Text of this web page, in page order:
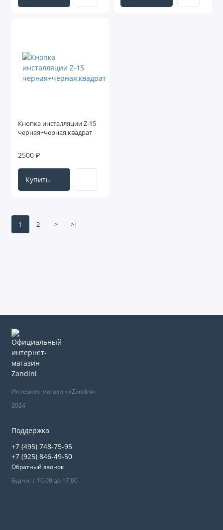
Кнопка инсталляции Z-15
черная+черная,квадрат
2500 ₽
Купить
1 2 > >|
Интернет-магазин «Zandini»
2024
Поддержка
+7 (495) 748-75-95
+7 (925) 846-49-50
Обратный звонок
Будни, с 10.00 до 17.00